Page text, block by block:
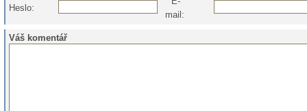
Heslo:
mail:
Váš komentář